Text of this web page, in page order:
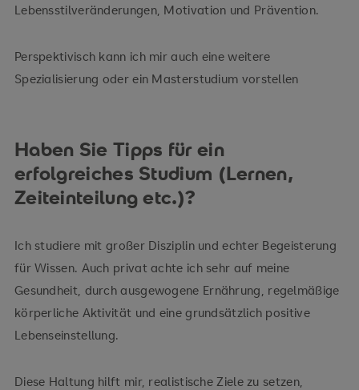
Lebensstilveränderungen, Motivation und Prävention.
Perspektivisch kann ich mir auch eine weitere
Spezialisierung oder ein Masterstudium vorstellen
Haben Sie Tipps für ein
erfolgreiches Studium (Lernen,
Zeiteinteilung etc.)?
Ich studiere mit großer Disziplin und echter Begeisterung
für Wissen. Auch privat achte ich sehr auf meine
Gesundheit, durch ausgewogene Ernährung, regelmäßige
körperliche Aktivität und eine grundsätzlich positive
Lebenseinstellung.
Diese Haltung hilft mir, realistische Ziele zu setzen,